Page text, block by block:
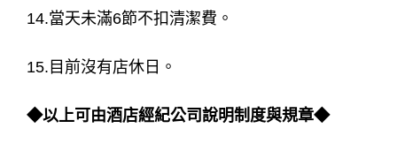
14.當天未滿6節不扣清潔費。
15.目前沒有店休日。
◆以上可由酒店經紀公司說明制度與規章◆